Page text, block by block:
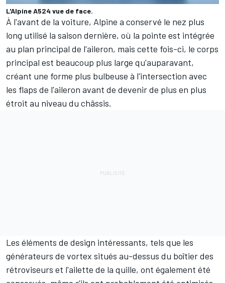
L'Alpine A524 vue de face.
À l'avant de la voiture, Alpine a conservé le nez plus
long utilisé la saison dernière, où la pointe est intégrée
au plan principal de l'aileron, mais cette fois-ci, le corps
principal est beaucoup plus large qu'auparavant,
créant une forme plus bulbeuse à l'intersection avec
les flaps de l'aileron avant de devenir de plus en plus
étroit au niveau du châssis.
Les éléments de design intéressants, tels que les
générateurs de vortex situés au-dessus du boîtier des
rétroviseurs et l'ailette de la quille, ont également été